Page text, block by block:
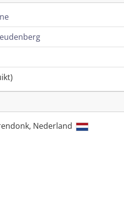
Nederland